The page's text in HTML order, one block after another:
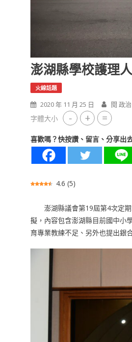
澎湖縣學校護理
火線話題
2020 年 11 月 25 日 閱 政治
字體大小 - + =
喜歡嗎？快按讚、留言、分享出
4.6 (5)
澎湖縣議會第19屆第4次定期
擬，內容包含澎湖縣目前國中小
育專業教練不足、另外也提出銀